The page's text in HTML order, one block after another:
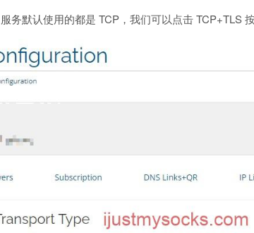
务默认使用的都是 TCP，我们可以点击 TCP+TLS